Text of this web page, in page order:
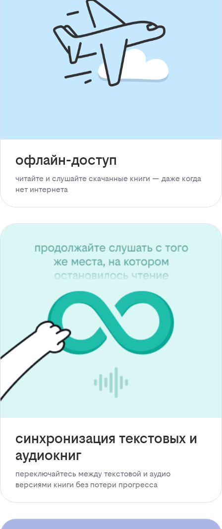
офлайн-доступ
читайте и слушайте скачанные книги — даже когда
нет интернета
синхронизация текстовых и
аудиокниг
переключайтесь между текстовой и аудио
версиями книги без потери прогресса